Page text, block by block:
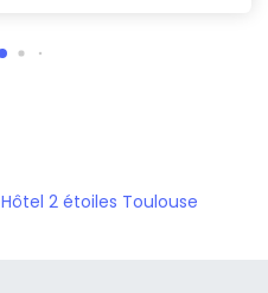
Hôtel 2 étoiles Toulouse